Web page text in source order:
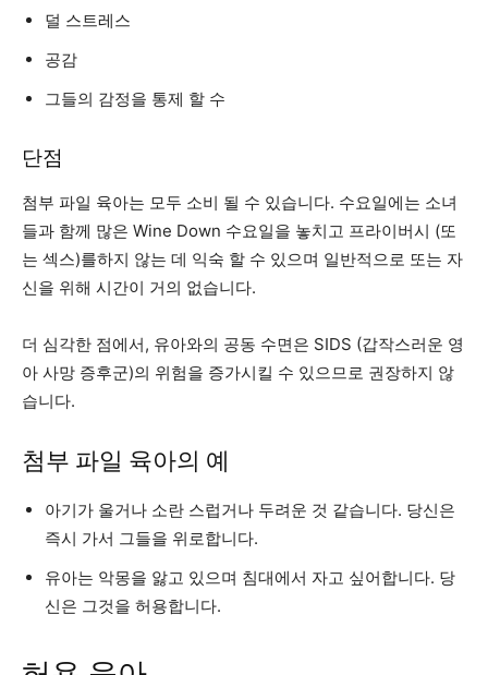
덜 스트레스
공감
그들의 감정을 통제 할 수
단점
첨부 파일 육아는 모두 소비 될 수 있습니다. 수요일에는 소녀
들과 함께 많은 Wine Down 수요일을 놓치고 프라이버시 (또
는 섹스)를하지 않는 데 익숙 할 수 있으며 일반적으로 또는 자
신을 위해 시간이 거의 없습니다.
더 심각한 점에서, 유아와의 공동 수면은 SIDS (갑작스러운 영
아 사망 증후군)의 위험을 증가시킬 수 있으므로 권장하지 않
습니다.
첨부 파일 육아의 예
아기가 울거나 소란 스럽거나 두려운 것 같습니다. 당신은
즉시 가서 그들을 위로합니다.
유아는 악몽을 앓고 있으며 침대에서 자고 싶어합니다. 당
신은 그것을 허용합니다.